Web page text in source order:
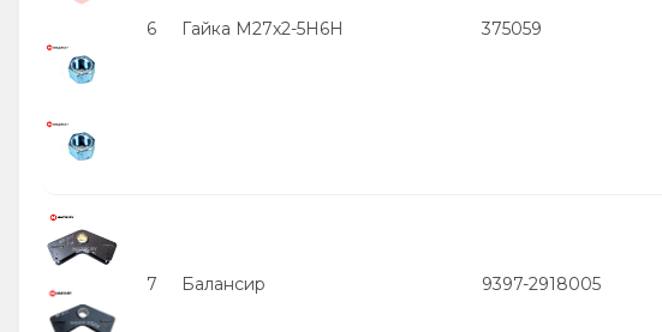
6 Гайка М27х2-5Н6Н 375059
7 Балансир 9397-2918005